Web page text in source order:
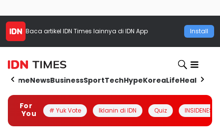
Baca artikel IDN Times lainnya di IDN App Install
HomeNewsBusinessSportTechHypeKoreaLifeHealth
For
You
# Yuk Vote Iklanin di IDN Quiz INSIDENESIA